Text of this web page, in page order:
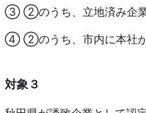
③ ②のうち、立地
④ ②のうち、市内に本社
対象３